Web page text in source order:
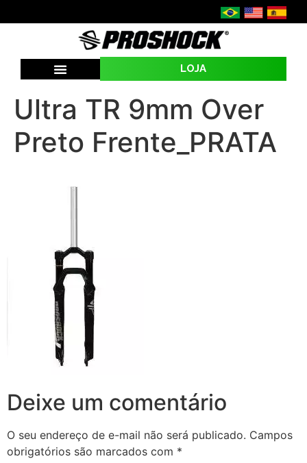
LOJA
Ultra TR 9mm Over
Preto Frente_PRATA
Deixe um comentário
O seu endereço de e-mail não será publicado. Campos
obrigatórios são marcados com *